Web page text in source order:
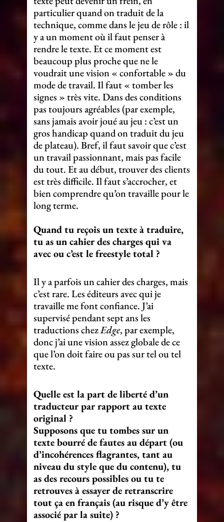
particulier quand on traduit de la
technique, comme dans le jeu de rôle : il
y a un moment où il faut penser à
rendre le texte. Et ce moment est
beaucoup plus proche que ne le
voudrait une vision « confortable » du
mode de travail. Il faut « tomber les
signes » très vite. Dans des conditions
pas toujours agréables (par exemple,
sans jamais avoir joué au jeu : c’est un
gros handicap quand on traduit du jeu
de plateau). Bref, il faut savoir que c’est
un travail passionnant, mais pas facile
du tout. Et au début, trouver des clients
est très difficile. Il faut s’accrocher, et
bien comprendre qu’on travaille pour le
long terme.
Quand tu reçois un texte à traduire,
tu as un cahier des charges qui va
avec ou c’est le freestyle total ?
Il y a parfois un cahier des charges, mais
c’est rare. Les éditeurs avec qui je
travaille me font confiance. J’ai
supervisé pendant sept ans les
traductions chezEdge, par exemple,
donc j’ai une vision assez globale de ce
que l’on doit faire ou pas sur tel ou tel
texte.
Quelle est la part de liberté d’un
traducteur par rapport au texte
original ?
Supposons que tu tombes sur un
texte bourré de fautes au départ (ou
d’incohérences flagrantes, tant au
niveau du style que du contenu), tu
as des recours possibles ou tu te
retrouves à essayer de retranscrire
tout ça en français (au risque d’y être
associé par la suite) ?